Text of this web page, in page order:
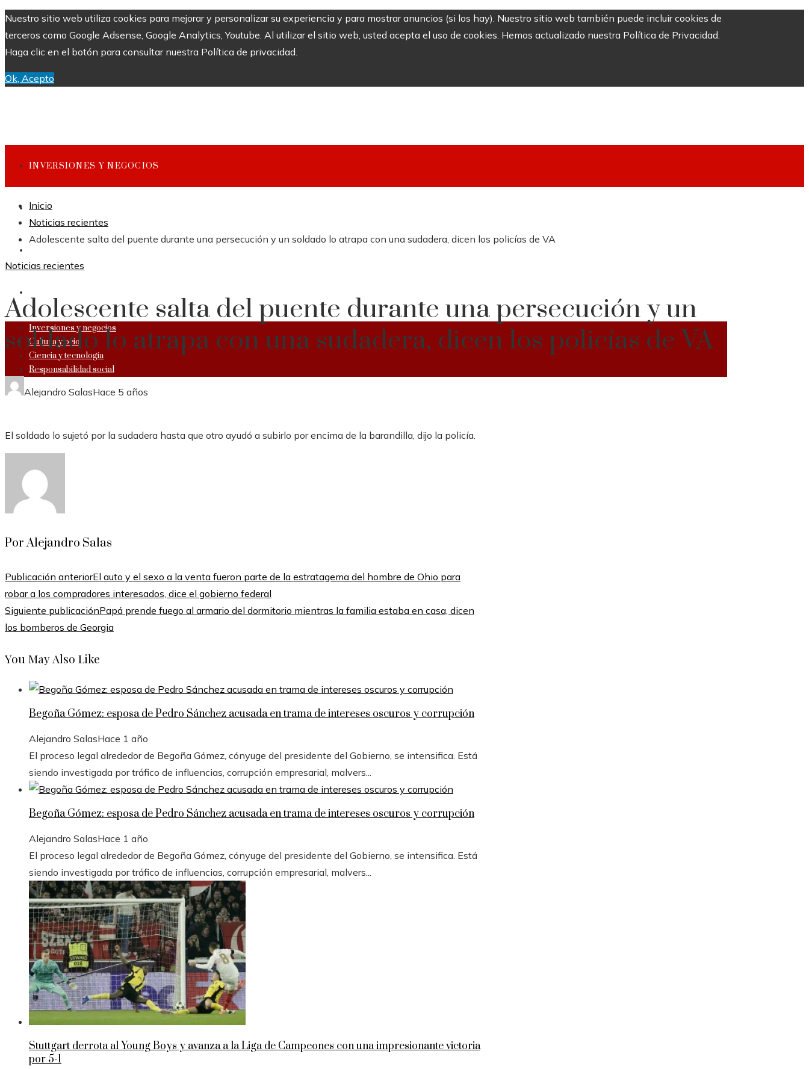
Nuestro sitio web utiliza cookies para mejorar y personalizar su experiencia y para mostrar anuncios (si los hay). Nuestro sitio web también puede incluir cookies de
terceros como Google Adsense, Google Analytics, Youtube. Al utilizar el sitio web, usted acepta el uso de cookies. Hemos actualizado nuestra Política de Privacidad.
Haga clic en el botón para consultar nuestra Política de privacidad.
Ok, Acepto
INVERSIONES Y NEGOCIOS
CULTURA Y OCIO
Inversiones y negocios
Cultura y ocio
Ciencia y tecnología
Responsabilidad social
Inicio
Noticias recientes
Adolescente salta del puente durante una persecución y un soldado lo atrapa con una sudadera, dicen los policías de VA
Noticias recientes
Adolescente salta del puente durante una persecución y un
soldado lo atrapa con una sudadera, dicen los policías de VA
Alejandro SalasHace 5 años
El soldado lo sujetó por la sudadera hasta que otro ayudó a subirlo por encima de la barandilla, dijo la policía.
Por Alejandro Salas
Publicación anteriorEl auto y el sexo a la venta fueron parte de la estratagema del hombre de Ohio para
robar a los compradores interesados, dice el gobierno federal
Siguiente publicaciónPapá prende fuego al armario del dormitorio mientras la familia estaba en casa, dicen
los bomberos de Georgia
You May Also Like
Begoña Gómez: esposa de Pedro Sánchez acusada en trama de intereses oscuros y corrupción
Alejandro SalasHace 1 año
El proceso legal alrededor de Begoña Gómez, cónyuge del presidente del Gobierno, se intensifica. Está
siendo investigada por tráfico de influencias, corrupción empresarial, malvers...
Begoña Gómez: esposa de Pedro Sánchez acusada en trama de intereses oscuros y corrupción
Alejandro SalasHace 1 año
El proceso legal alrededor de Begoña Gómez, cónyuge del presidente del Gobierno, se intensifica. Está
siendo investigada por tráfico de influencias, corrupción empresarial, malvers...
Stuttgart derrota al Young Boys y avanza a la Liga de Campeones con una impresionante victoria
por 5-1